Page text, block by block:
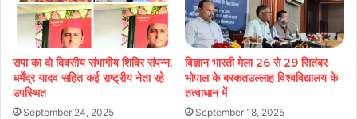
सपा का दो दिवसीय संभागीय शिविर संपन्न,
धर्मेंद्र यादव सहित कई राष्ट्रीय नेता रहे
उपस्थित
September 24, 2025
विज्ञान भारती मेला 26 से 29 सितंबर
भोपाल के बरकतउल्लाह विश्वविद्यालय के
तत्वाधान में
September 18, 2025